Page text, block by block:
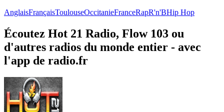
AnglaisFrançaisToulouseOccitanieFranceRapR'n'BHip Hop
Écoutez Hot 21 Radio, Flow 103 ou
d'autres radios du monde entier - avec
l'app de radio.fr